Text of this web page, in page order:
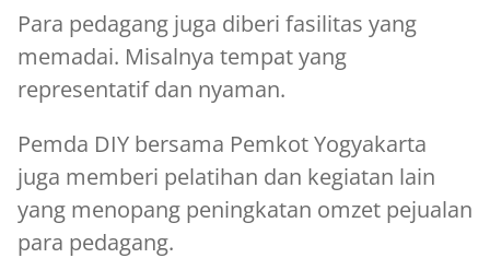
Para pedagang juga diberi fasilitas yang
memadai. Misalnya tempat yang
representatif dan nyaman.
Pemda DIY bersama Pemkot Yogyakarta
juga memberi pelatihan dan kegiatan lain
yang menopang peningkatan omzet pejualan
para pedagang.